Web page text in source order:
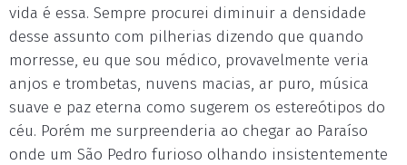
vida é essa. Sempre procurei diminuir a densidade
desse assunto com pilherias dizendo que quando
morresse, eu que sou médico, provavelmente veria
anjos e trombetas, nuvens macias, ar puro, música
suave e paz eterna como sugerem os estereótipos do
céu. Porém me surpreenderia ao chegar ao Paraíso
onde um São Pedro furioso olhando insistentemente